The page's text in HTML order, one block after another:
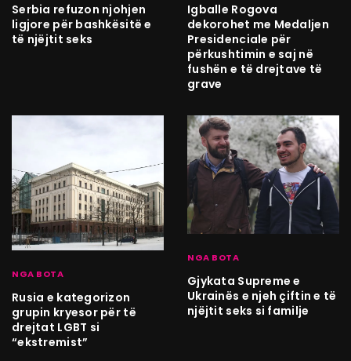
Serbia refuzon njohjen
ligjore për bashkësitë e
të njëjtit seks
Igballe Rogova
dekorohet me Medaljen
Presidenciale për
përkushtimin e saj në
fushën e të drejtave të
grave
NGA BOTA
Rusia e kategorizon
grupin kryesor për të
drejtat LGBT si
“ekstremist”
NGA BOTA
Gjykata Supreme e
Ukrainës e njeh çiftin e të
njëjtit seks si familje